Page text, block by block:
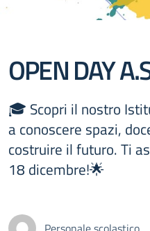
OPEN DAY
🎓 Scopri il nostro
a conoscere spazi,
costruire il futuro. Ti
18 dicembre!🌟